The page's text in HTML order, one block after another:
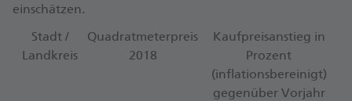
einschätzen.
Stadt /
Landkreis
Quadratmeterpreis
2018
Kaufpreisanstieg in
Prozent
(inflationsbereinigt)
gegenüber Vorjahr